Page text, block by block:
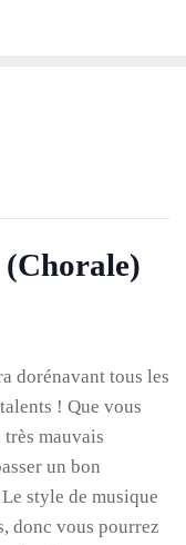
(Chorale)
dorénavant tous les
! Que vous
mauvais
un bon
style de musique
donc vous pourrez